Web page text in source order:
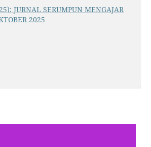
JURNAL SERUMPUN MENGAJAR
2025